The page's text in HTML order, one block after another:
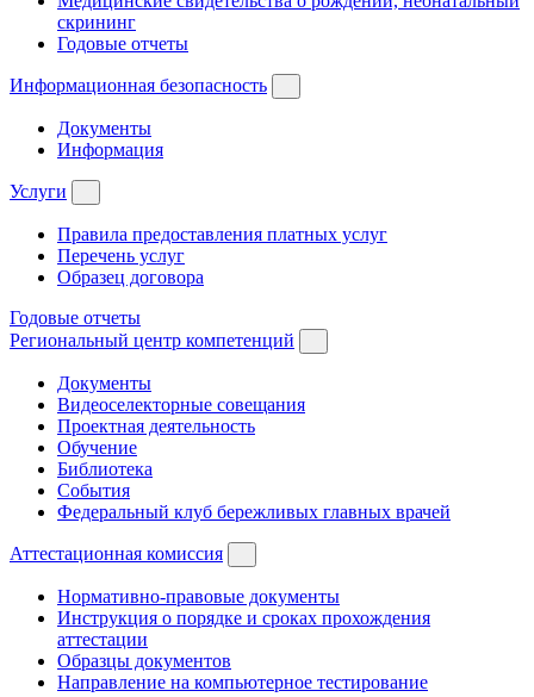
скрининг
Годовые отчеты
Информационная безопасность
Документы
Информация
Услуги
Правила предоставления платных услуг
Перечень услуг
Образец договора
Годовые отчеты
Региональный центр компетенций
Документы
Видеоселекторные совещания
Проектная деятельность
Обучение
Библиотека
События
Федеральный клуб бережливых главных врачей
Аттестационная комиссия
Нормативно-правовые документы
Инструкция о порядке и сроках прохождения
аттестации
Образцы документов
Направление на компьютерное тестирование